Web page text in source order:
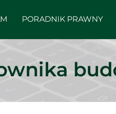
PORADNIK PRAWNY